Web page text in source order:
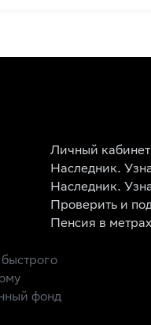
Личный кабинет
Наследник.
Наследник.
Проверить и
Пенсия в метрах
фонд